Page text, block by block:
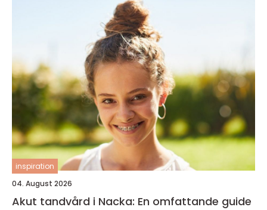
inspiration
04. August 2026
Akut tandvård i Nacka: En omfattande guide